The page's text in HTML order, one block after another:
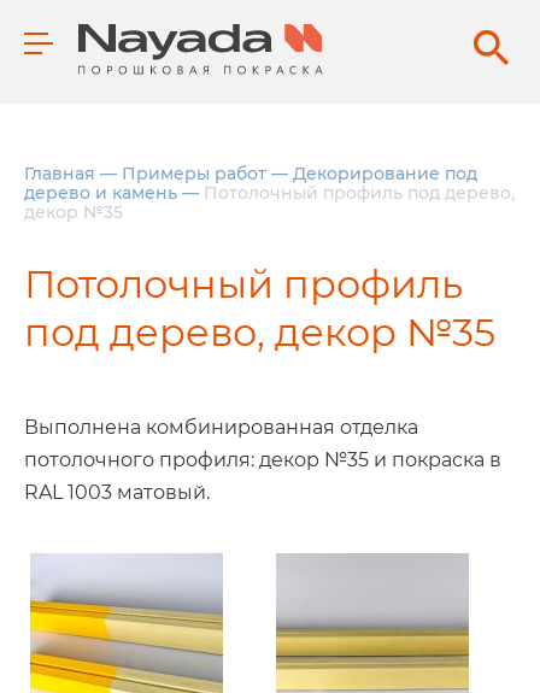
Главная — Примеры работ — Декорирование под
дерево и камень — Потолочный профиль под дерево,
декор №35
Потолочный профиль
под дерево, декор №35
Выполнена комбинированная отделка
потолочного профиля: декор №35 и покраска в
RAL 1003 матовый.